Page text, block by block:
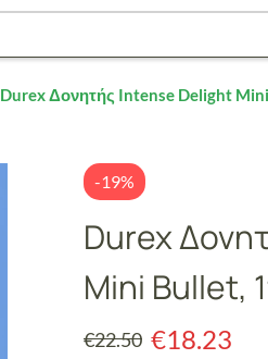
Durex Δονητής Intense Delight
-19%
Durex
Mini Bullet,
€22.50 €18.23